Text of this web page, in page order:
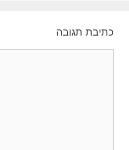
כתיבת תגובה